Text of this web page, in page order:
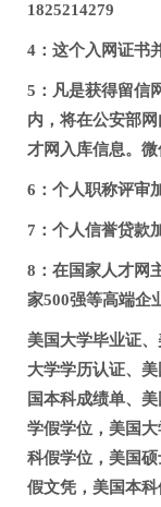
1825214279
4：这个入网证书
5：凡是获得留信
内，将在公安部
才网入库信息。微
6：个人职称评审
7：个人信誉贷款
8：在国家人才网
家500强等高端企
美国大学毕业证
大学学历认证、
国本科成绩单、
学假学位，美国
科假学位，美国
假文凭，美国本